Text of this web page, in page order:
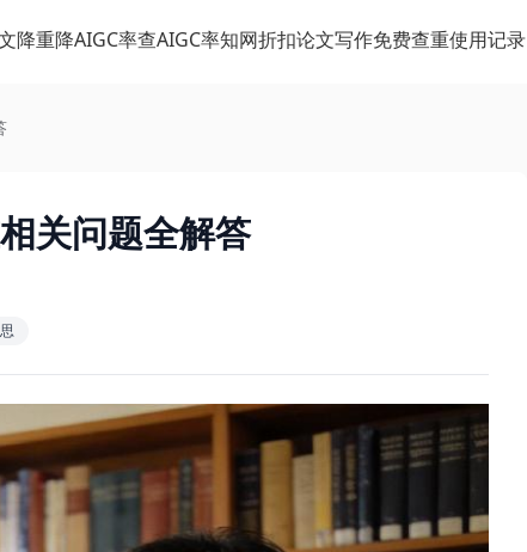
降重降AIGC率查AIGC率知网折扣论文写作免费查重使用记录
关问题全解答